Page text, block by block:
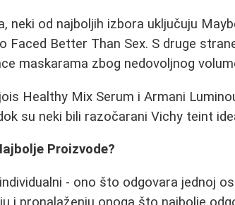
neki od najboljih izbora uključuju
Faced Better Than Sex. S druge
maskarama zbog nedovoljnog
Healthy Mix Serum i Armani
su neki bili razočarani Vichy teint
Proizvode?
- ono što odgovara jednoj